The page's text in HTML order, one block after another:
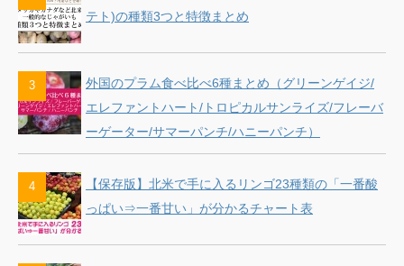
テト)の種類3つと特徴まとめ
外国のプラム食べ比べ6種まとめ（グリーンゲイジ/
エレファントハート/トロピカルサンライズ/フレーバ
ーゲーター/サマーパンチ/ハニーパンチ）
【保存版】北米で手に入るリンゴ23種類の「一番酸
っぱい⇒一番甘い」が分かるチャート表